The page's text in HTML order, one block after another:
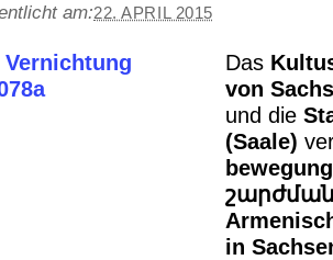
am:22. APRIL 2015
Das Ku
von
und die
(Saale)
in